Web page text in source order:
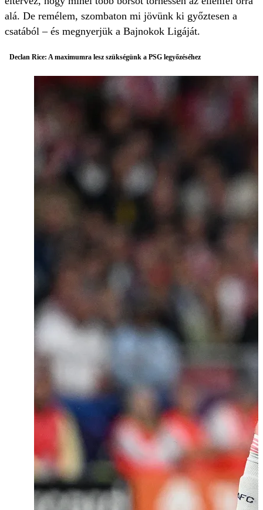
alá. De remélem, szombaton mi jövünk ki győztesen a
csatából – és megnyerjük a Bajnokok Ligáját.
Declan Rice: A maximumra lesz szükségünk a PSG legyőzéséhez